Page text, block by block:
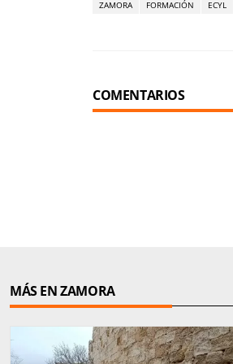
ZAMORA FORMACIÓN ECYL
COMENTARIOS
MÁS EN ZAMORA